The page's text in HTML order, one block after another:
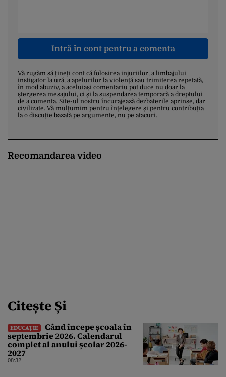
Intră în cont pentru a comenta
Vă rugăm să țineți cont că folosirea injuriilor, a limbajului
instigator la ură, a apelurilor la violență sau trimiterea repetată,
în mod abuziv, a aceluiași comentariu pot duce nu doar la
ștergerea mesajului, ci și la suspendarea temporară a dreptului
de a comenta. Site-ul nostru încurajează dezbaterile aprinse, dar
civilizate. Vă mulțumim pentru înțelegere și pentru contribuția
la o discuție bazată pe argumente, nu pe atacuri.
Recomandarea video
Citește Și
EDUCAȚIE
Când începe școala în
septembrie 2026. Calendarul
complet al anului școlar 2026-
2027
08:32